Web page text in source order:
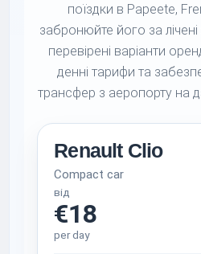
поїздки в Papeete,
забронюйте його за
перевірені варіанти
денні тарифи та
трансфер з аеропорту на
Renault Clio
Compact car
від
€18
per day